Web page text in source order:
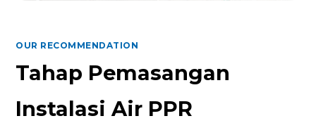
OUR RECOMMENDATION
Tahap Pemasangan
Instalasi Air PPR